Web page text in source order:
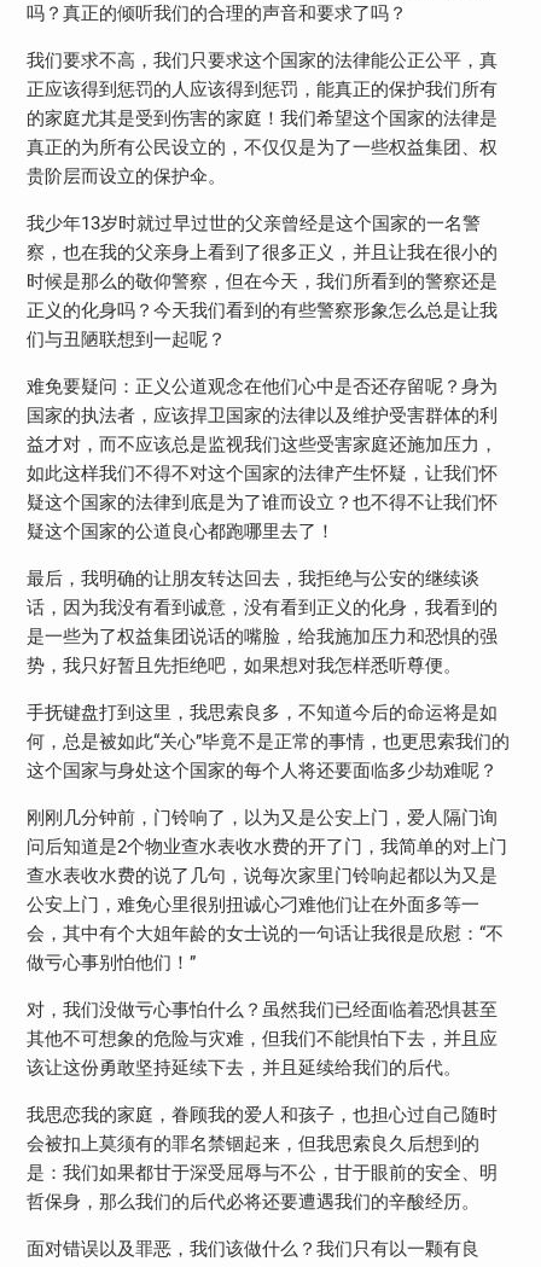
吗？真正的倾听我们的合理的声音和要求了吗？
我们要求不高，我们只要求这个国家的法律能公正公平，真
正应该得到惩罚的人应该得到惩罚，能真正的保护我们所有
的家庭尤其是受到伤害的家庭！我们希望这个国家的法律是
真正的为所有公民设立的，不仅仅是为了一些权益集团、权
贵阶层而设立的保护伞。
我少年13岁时就过早过世的父亲曾经是这个国家的一名警
察，也在我的父亲身上看到了很多正义，并且让我在很小的
时候是那么的敬仰警察，但在今天，我们所看到的警察还是
正义的化身吗？今天我们看到的有些警察形象怎么总是让我
们与丑陋联想到一起呢？
难免要疑问：正义公道观念在他们心中是否还存留呢？身为
国家的执法者，应该捍卫国家的法律以及维护受害群体的利
益才对，而不应该总是监视我们这些受害家庭还施加压力，
如此这样我们不得不对这个国家的法律产生怀疑，让我们怀
疑这个国家的法律到底是为了谁而设立？也不得不让我们怀
疑这个国家的公道良心都跑哪里去了！
最后，我明确的让朋友转达回去，我拒绝与公安的继续谈
话，因为我没有看到诚意，没有看到正义的化身，我看到的
是一些为了权益集团说话的嘴脸，给我施加压力和恐惧的强
势，我只好暂且先拒绝吧，如果想对我怎样悉听尊便。
手抚键盘打到这里，我思索良多，不知道今后的命运将是如
何，总是被如此“关心”毕竟不是正常的事情，也更思索我们的
这个国家与身处这个国家的每个人将还要面临多少劫难呢？
刚刚几分钟前，门铃响了，以为又是公安上门，爱人隔门询
问后知道是2个物业查水表收水费的开了门，我简单的对上门
查水表收水费的说了几句，说每次家里门铃响起都以为又是
公安上门，难免心里很别扭诚心刁难他们让在外面多等一
会，其中有个大姐年龄的女士说的一句话让我很是欣慰：“不
做亏心事别怕他们！”
对，我们没做亏心事怕什么？虽然我们已经面临着恐惧甚至
其他不可想象的危险与灾难，但我们不能惧怕下去，并且应
该让这份勇敢坚持延续下去，并且延续给我们的后代。
我思恋我的家庭，眷顾我的爱人和孩子，也担心过自己随时
会被扣上莫须有的罪名禁锢起来，但我思索良久后想到的
是：我们如果都甘于深受屈辱与不公，甘于眼前的安全、明
哲保身，那么我们的后代必将还要遭遇我们的辛酸经历。
面对错误以及罪恶，我们该做什么？我们只有以一颗有良